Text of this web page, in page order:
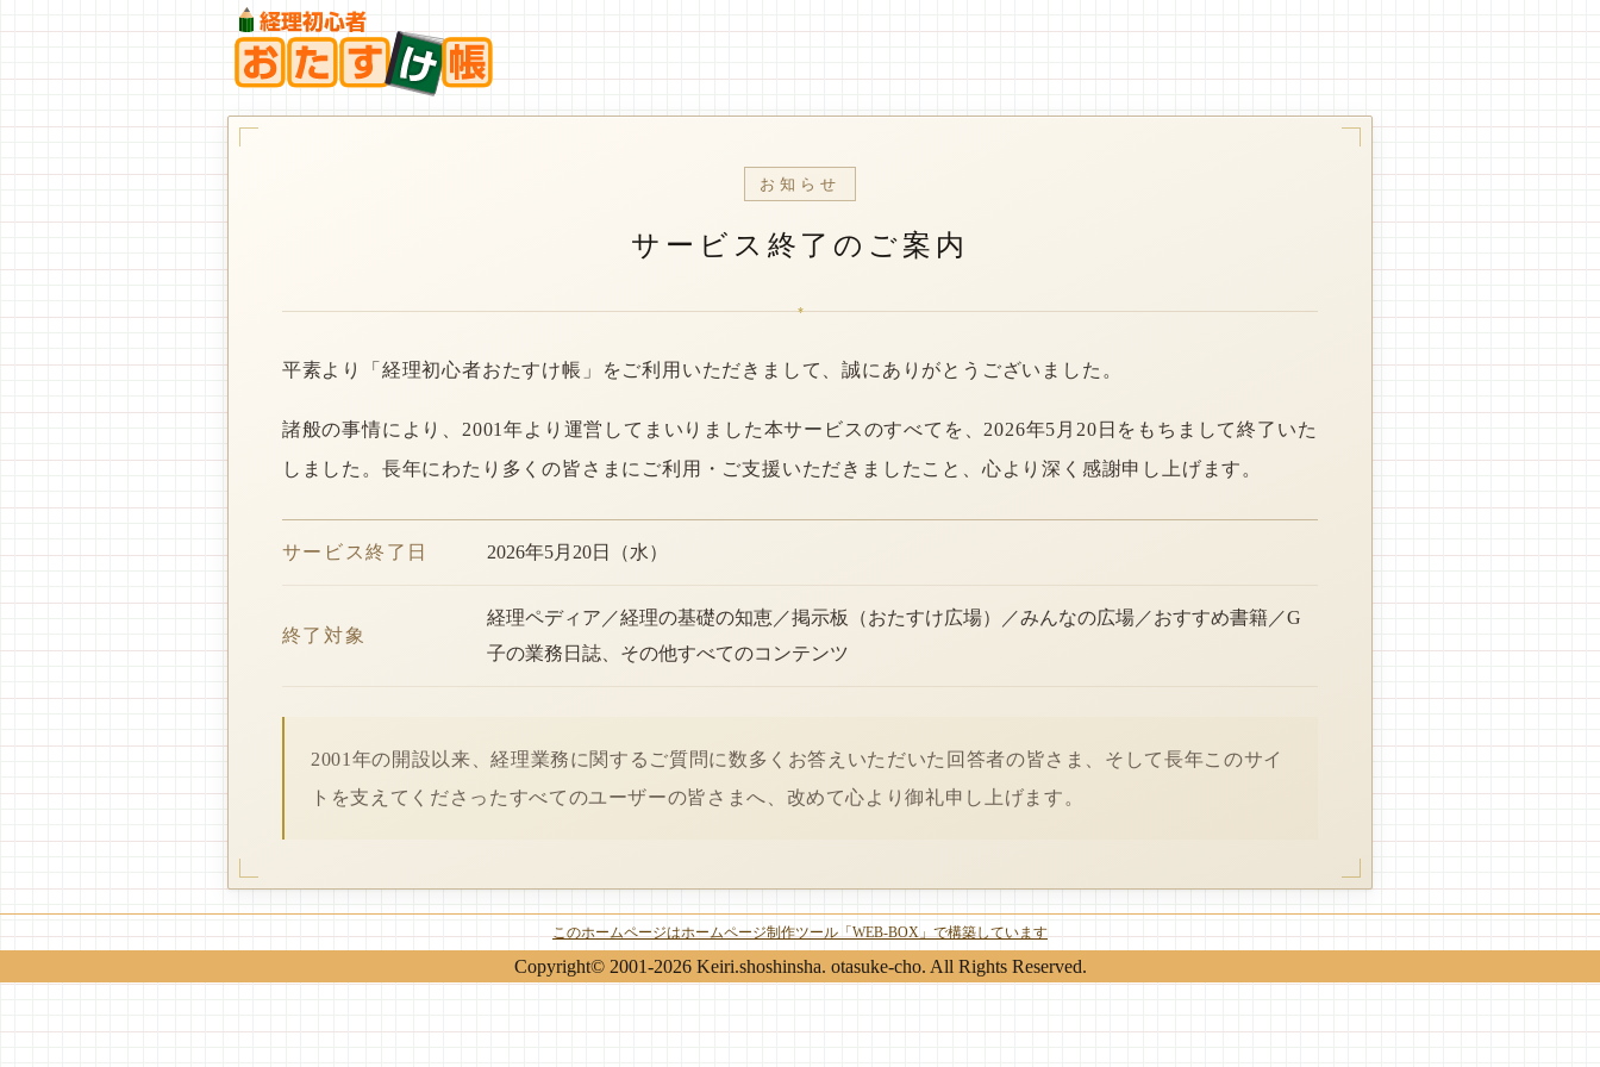
お知らせ
サービス終了のご案内
*
平素より「経理初心者おたすけ帳」をご利用いただきまして、誠にありがとうございました。
諸般の事情により、2001年より運営してまいりました本サービスのすべてを、2026年5月20日をもちまして終了いた
しました。長年にわたり多くの皆さまにご利用・ご支援いただきましたこと、心より深く感謝申し上げます。
サービス終了日 2026年5月20日（水）
終了対象
経理ペディア／経理の基礎の知恵／掲示板（おたすけ広場）／みんなの広場／おすすめ書籍／G
子の業務日誌、その他すべてのコンテンツ
2001年の開設以来、経理業務に関するご質問に数多くお答えいただいた回答者の皆さま、そして長年このサイ
トを支えてくださったすべてのユーザーの皆さまへ、改めて心より御礼申し上げます。
このホームページはホームページ制作ツール「WEB-BOX」で構築しています
Copyright© 2001-2026 Keiri.shoshinsha. otasuke-cho. All Rights Reserved.